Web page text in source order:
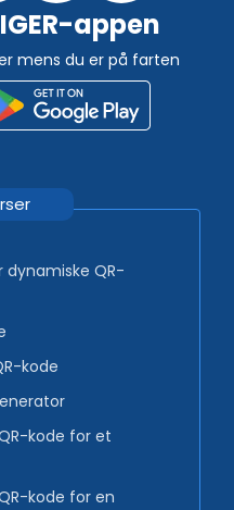
appen
mens du er på farten
dynamiske QR-
kode
kode for et
kode for en